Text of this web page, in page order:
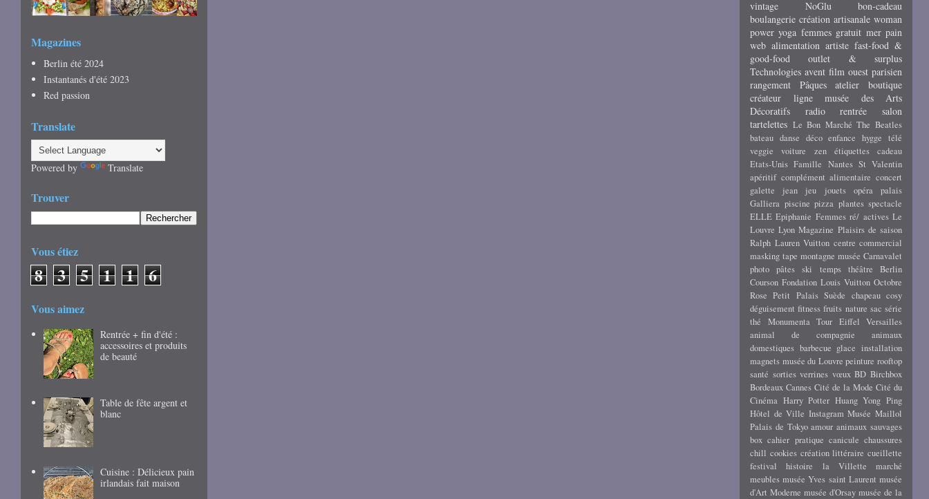
Magazines
Berlin été 2024
Instantanés d'été 2023
Red passion
Translate
Powered by Translate
Trouver
Vous étiez
8 3 5 1 1 6
Vous aimez
Rentrée + fin d'été :
accessoires et produits
de beauté
Table de fête argent et
blanc
Cuisine : Délicieux pain
irlandais fait maison
vintage
NoGlu
bon-cadeau
boulangerie création artisanale woman
power yoga femmes gratuit mer pain
web alimentation artiste fast-food &
good-food
outlet & surplus
Technologies avent film ouest parisien
rangement
Pâques atelier
boutique
créateur
ligne
musée des Arts
Décoratifs
radio rentrée
salon
tartelettes Le Bon Marché The Beatles
bateau danse déco enfance hygge télé
veggie
voiture zen
étiquettes cadeau
Etats-Unis Famille Nantes St Valentin
apéritif complément alimentaire concert
galette
jean jeu jouets opéra
palais
Galliera piscine pizza plantes spectacle
ELLE Epiphanie Femmes ré/ actives Le
Louvre Lyon Magazine Plaisirs de saison
Ralph Lauren Vuitton centre commercial
masking tape montagne musée Carnavalet
photo
pâtes ski temps théâtre
Berlin
Courson Fondation Louis Vuitton Octobre
Rose Petit Palais Suède chapeau cosy
déguisement fitness fruits nature sac série
thé
Monumenta Tour Eiffel Versailles
animal de compagnie
animaux
domestiques barbecue glace installation
magnets musée du Louvre peinture rooftop
santé sorties verrines vœux BD Birchbox
Bordeaux Cannes Cité de la Mode Cité du
Cinéma Harry Potter Huang Yong Ping
Hôtel de Ville Instagram Musée Maillol
Palais de Tokyo amour animaux sauvages
box cahier pratique canicule chaussures
chill cookies création littéraire cueillette
festival
histoire la Villette
marché
meubles musée Yves saint Laurent musée
d'Art Moderne musée d'Orsay musée de la